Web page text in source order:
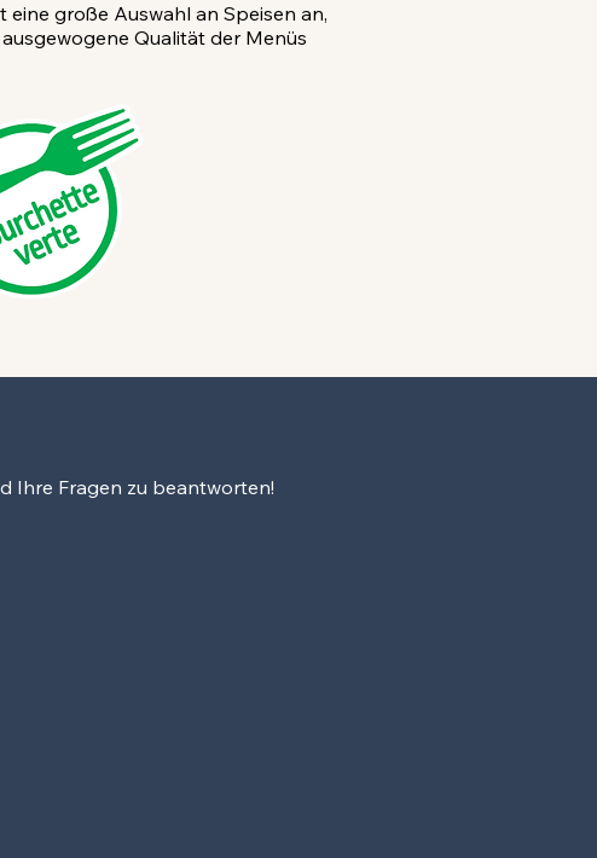
große Auswahl an Speisen an,
Qualität der Menüs
Ihre Fragen zu beantworten!